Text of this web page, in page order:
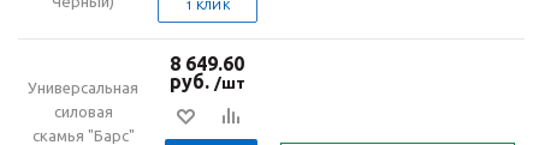
1 КЛИК
Универсальная
силовая
скамья "Барс"
8 649.60
руб. /шт